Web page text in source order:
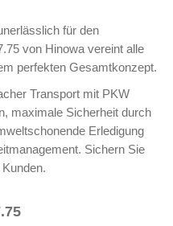
für den
von Hinowa vereint alle
perfekten Gesamtkonzept.
Transport mit PKW
maximale Sicherheit durch
Erledigung
Sichern Sie